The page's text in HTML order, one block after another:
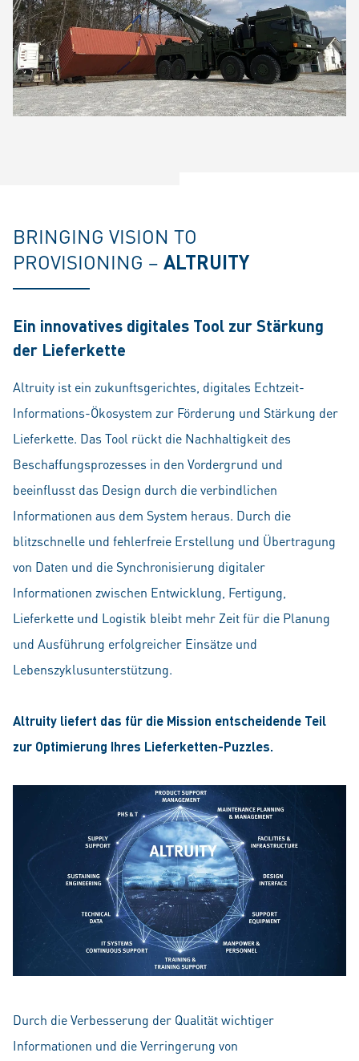
BRINGING VISION TO
PROVISIONING – ALTRUITY
Ein innovatives digitales Tool zur Stärkung
der Lieferkette
Altruity ist ein zukunftsgerichtes, digitales Echtzeit-
Informations-Ökosystem zur Förderung und Stärkung der
Lieferkette. Das Tool rückt die Nachhaltigkeit des
Beschaffungsprozesses in den Vordergrund und
beeinflusst das Design durch die verbindlichen
Informationen aus dem System heraus. Durch die
blitzschnelle und fehlerfreie Erstellung und Übertragung
von Daten und die Synchronisierung digitaler
Informationen zwischen Entwicklung, Fertigung,
Lieferkette und Logistik bleibt mehr Zeit für die Planung
und Ausführung erfolgreicher Einsätze und
Lebenszyklusunterstützung.
Altruity liefert das für die Mission entscheidende Teil
zur Optimierung Ihres Lieferketten-Puzzles.
Durch die Verbesserung der Qualität wichtiger
Informationen und die Verringerung von